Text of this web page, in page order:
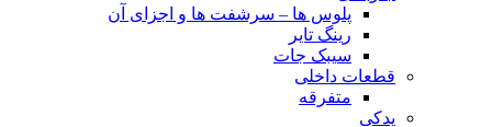
پلوس ها – سرشفت ها و اجزای آن
رینگ تایر
سیبک جات
قطعات داخلی
متفرقه
یدکی